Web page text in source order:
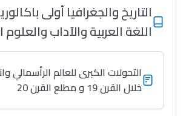
التاريخ والجغرافيا أولى
اللغة العربية والآداب والعلوم
التحولات الكبرى للعالم الرأسمالي
خلال القرن 19 و مطلع القرن 20